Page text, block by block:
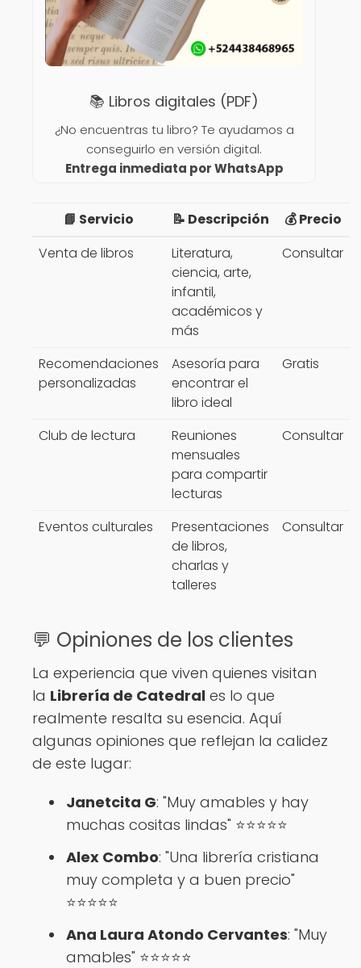
📚 Libros digitales (PDF)
¿No encuentras tu libro? Te ayudamos a
conseguirlo en versión digital.
Entrega inmediata por WhatsApp
📘 Servicio 📝 Descripción
💰 Precio
Venta de libros
Literatura,
ciencia, arte,
infantil,
académicos y
más
Consultar
Recomendaciones
personalizadas
Asesoría para
encontrar el
libro ideal
Gratis
Club de lectura
Reuniones
mensuales
para compartir
lecturas
Consultar
Eventos culturales
Presentaciones
de libros,
charlas y
talleres
Consultar
💬 Opiniones de los clientes
La experiencia que viven quienes visitan
la Librería de Catedral es lo que
realmente resalta su esencia. Aquí
algunas opiniones que reflejan la calidez
de este lugar:
Janetcita G: "Muy amables y hay
muchas cositas lindas" ⭐⭐⭐⭐⭐
Alex Combo: "Una librería cristiana
muy completa y a buen precio"
⭐⭐⭐⭐⭐
Ana Laura Atondo Cervantes: "Muy
amables" ⭐⭐⭐⭐⭐